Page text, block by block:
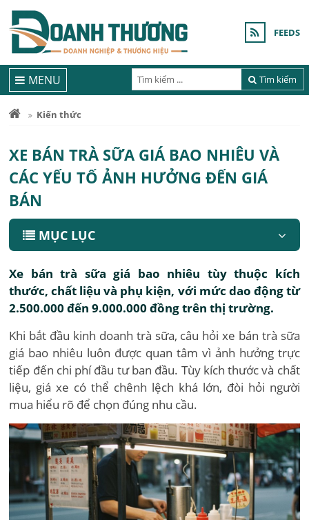
FEEDS
Tìm kiếm
MENU
Kiến thức
XE BÁN TRÀ SỮA GIÁ BAO NHIÊU VÀ
CÁC YẾU TỐ ẢNH HƯỞNG ĐẾN GIÁ
BÁN
MỤC LỤC
Xe bán trà sữa giá bao nhiêu tùy thuộc kích
thước, chất liệu và phụ kiện, với mức dao động từ
2.500.000 đến 9.000.000 đồng trên thị trường.
Khi bắt đầu kinh doanh trà sữa, câu hỏi xe bán trà sữa
giá bao nhiêu luôn được quan tâm vì ảnh hưởng trực
tiếp đến chi phí đầu tư ban đầu. Tùy kích thước và chất
liệu, giá xe có thể chênh lệch khá lớn, đòi hỏi người
mua hiểu rõ để chọn đúng nhu cầu.